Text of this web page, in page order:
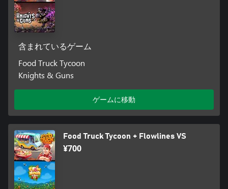
含まれているゲーム
Food Truck Tycoon
Knights & Guns
ゲームに移動
Food Truck Tycoon + Flowlines VS
¥700